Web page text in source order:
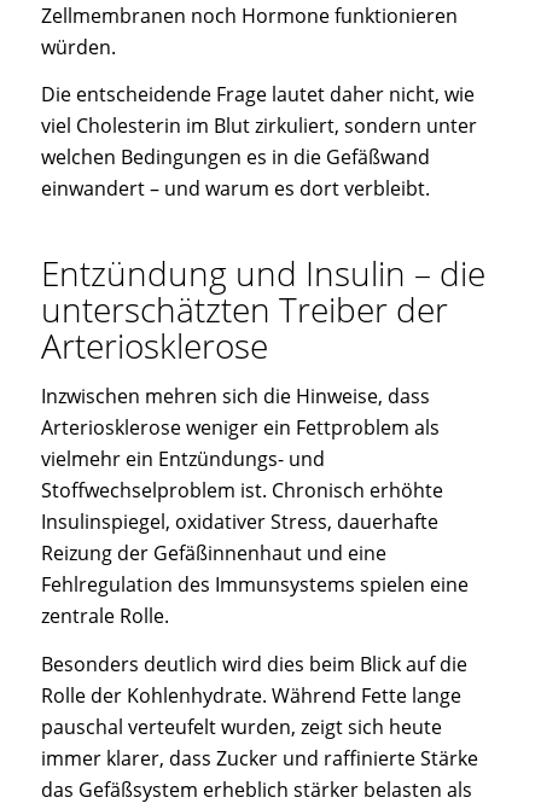
Zellmembranen noch Hormone funktionieren
würden.
Die entscheidende Frage lautet daher nicht, wie
viel Cholesterin im Blut zirkuliert, sondern unter
welchen Bedingungen es in die Gefäßwand
einwandert – und warum es dort verbleibt.
Entzündung und Insulin – die
unterschätzten Treiber der
Arteriosklerose
Inzwischen mehren sich die Hinweise, dass
Arteriosklerose weniger ein Fettproblem als
vielmehr ein Entzündungs- und
Stoffwechselproblem ist. Chronisch erhöhte
Insulinspiegel, oxidativer Stress, dauerhafte
Reizung der Gefäßinnenhaut und eine
Fehlregulation des Immunsystems spielen eine
zentrale Rolle.
Besonders deutlich wird dies beim Blick auf die
Rolle der Kohlenhydrate. Während Fette lange
pauschal verteufelt wurden, zeigt sich heute
immer klarer, dass Zucker und raffinierte Stärke
das Gefäßsystem erheblich stärker belasten als